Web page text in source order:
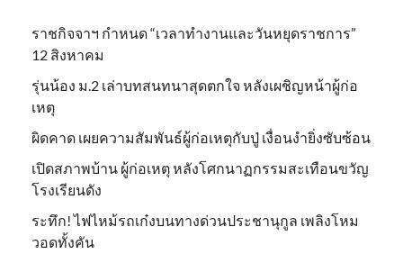
ราชกิจจาฯ กำหนด “เวลาทำงานและวันหยุดราชการ”
12 สิงหาคม
รุ่นน้อง ม.2 เล่าบทสนทนาสุดตกใจ หลังเผชิญหน้าผู้ก่อ
เหตุ
ผิดคาด เผยความสัมพันธ์ผู้ก่อเหตุกับปู่ เงื่อนงำยิ่งซับซ้อน
เปิดสภาพบ้าน ผู้ก่อเหตุ หลังโศกนาฏกรรมสะเทือนขวัญ
โรงเรียนดัง
ระทึก! ไฟไหม้รถเก๋งบนทางด่วนประชานุกูล เพลิงโหม
วอดทั้งคัน